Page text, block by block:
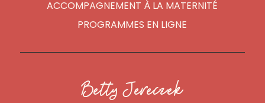
ACCOMPAGNEMENT À LA MATERNITÉ
PROGRAMMES EN LIGNE
Betty Jereczek